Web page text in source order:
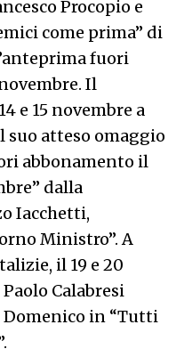
Procopio e
come prima” di
fuori
Il
e 15 novembre a
suo atteso omaggio
abbonamento il
dalla
Iacchetti,
Ministro”. A
il 19 e 20
Calabresi
Domenico in “Tutti